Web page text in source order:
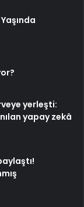
yerleşti:
yapay zekâ